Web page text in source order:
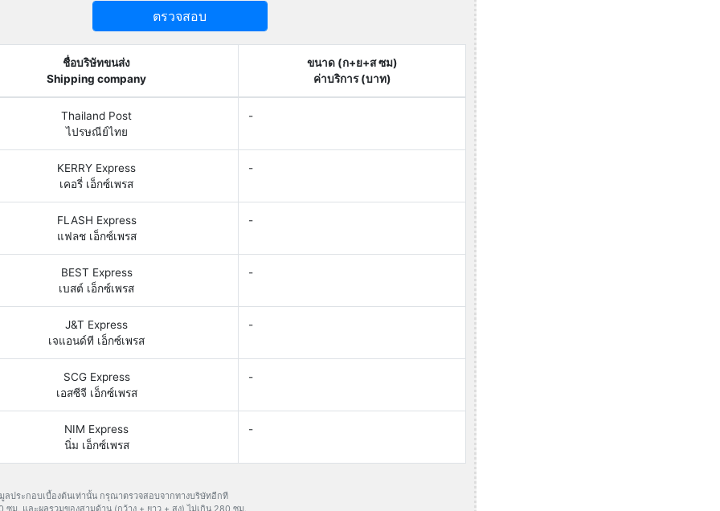
ตรวจสอบ
ชื่อบริษัทขนส่ง
Shipping company
ขนาด (ก+ย+ส ซม)
ค่าบริการ (บาท)
Thailand Post
ไปรษณีย์ไทย
-
KERRY Express
เคอรี่ เอ็กซ์เพรส
-
FLASH Express
แฟลช เอ็กซ์เพรส
-
BEST Express
เบสต์ เอ็กซ์เพรส
-
J&T Express
เจแอนด์ที เอ็กซ์เพรส
-
SCG Express
เอสซีจี เอ็กซ์เพรส
-
NIM Express
นิ่ม เอ็กซ์เพรส
-
ลประกอบเบื้องต้นเท่านั้น กรุณาตรวจสอบจากทางบริษัทอีกที
ซม. และผลรวมของสามด้าน (กว้าง + ยาว + สูง) ไม่เกิน 280 ซม.